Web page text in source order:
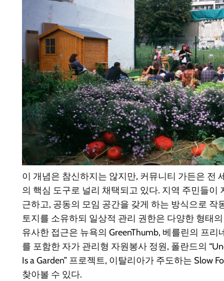
이 개념은 참신하지는 않지만, 커뮤니티 가든은 전
의 핵심 도구로 널리 채택되고 있다. 지역 주민들이
근하고, 공동의 모임 공간을 갖게 하는 방식으로 작
토지를 소유하되 일상적 관리 권한은 다양한 형태
유사한 접근은 뉴욕의 GreenThumb, 베를린의 프리
를 포함한 자가 관리형 자원봉사 정원, 폴란드의
Is a Garden” 프로젝트, 이탈리아가 주도하는 Slow
찾아볼 수 있다.